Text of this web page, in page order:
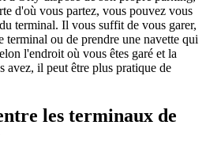
d'où vous partez, vous pouvez vous
terminal. Il vous suffit de vous garer,
terminal ou de prendre une navette qui
l'endroit où vous êtes garé et la
avez, il peut être plus pratique de
les terminaux de